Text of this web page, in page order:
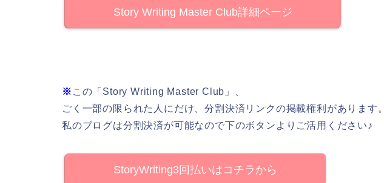
Story Writing Master Club詳細ページ
※ この「Story Writing Master Club」、
ごく一部の限られた人にだけ、分割決済リンクの掲載権利があります。
私のブログは分割決済が可能なので下のボタンよりご活用ください♪
StoryWriting3回払いはコチラから